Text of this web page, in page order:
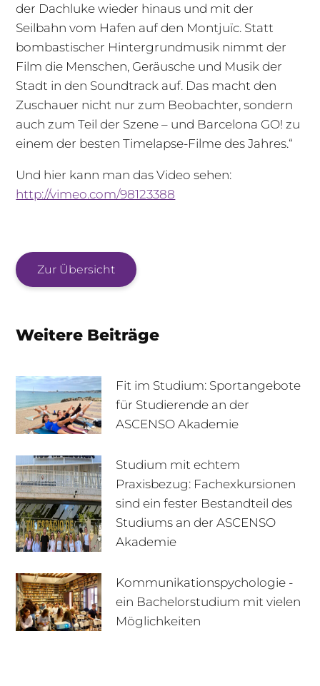
+49 170 222 77 66 Infotage
der Dachluke wieder hinaus und mit der
Seilbahn vom Hafen auf den Montjuïc. Statt
bombastischer Hintergrundmusik nimmt der
Film die Menschen, Geräusche und Musik der
Stadt in den Soundtrack auf. Das macht den
Zuschauer nicht nur zum Beobachter, sondern
auch zum Teil der Szene – und Barcelona GO! zu
einem der besten Timelapse-Filme des Jahres.“
Und hier kann man das Video sehen:
http://vimeo.com/98123388
Zur Übersicht
Weitere Beiträge
Fit im Studium: Sportangebote
für Studierende an der
ASCENSO Akademie
Studium mit echtem
Praxisbezug: Fachexkursionen
sind ein fester Bestandteil des
Studiums an der ASCENSO
Akademie
Kommunikationspychologie -
ein Bachelorstudium mit vielen
Möglichkeiten